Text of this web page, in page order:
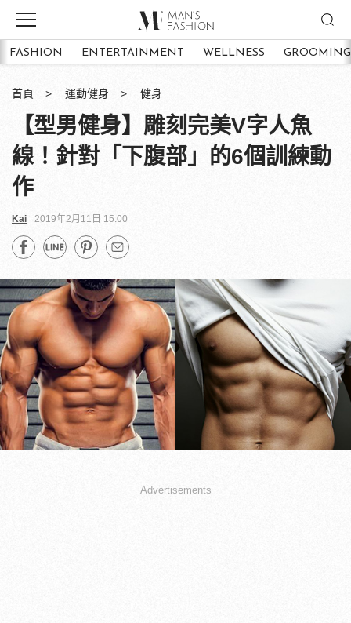
FASHION ENTERTAINMENT WELLNESS GROOMING
首頁 運動健身 健身
【型男健身】雕刻完美V字人魚
線！針對「下腹部」的6個訓練動
作
Kai 2019年2月11日 15:00
Advertisements